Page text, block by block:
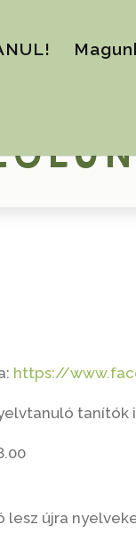
https://
tanítók
lesz újra